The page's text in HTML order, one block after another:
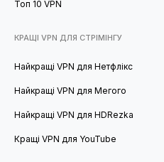
Топ 10 VPN
КРАЩІ VPN ДЛЯ СТРІМІНГУ
Найкращі VPN для Нетфлікс
Найкращі VPN для Мегого
Найкращі VPN для HDRezka
Кращі VPN для YouTube